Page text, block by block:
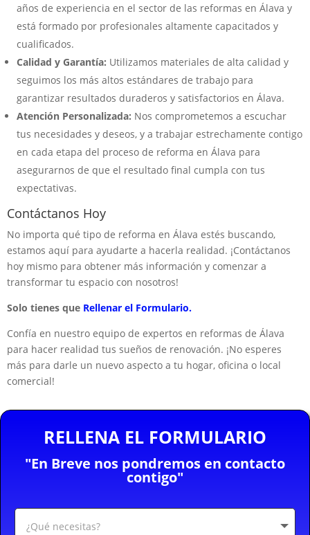
años de experiencia en el sector de las reformas en Álava y
está formado por profesionales altamente capacitados y
cualificados.
Calidad y Garantía: Utilizamos materiales de alta calidad y
seguimos los más altos estándares de trabajo para
garantizar resultados duraderos y satisfactorios en Álava.
Atención Personalizada: Nos comprometemos a escuchar
tus necesidades y deseos, y a trabajar estrechamente contigo
en cada etapa del proceso de reforma en Álava para
asegurarnos de que el resultado final cumpla con tus
expectativas.
Contáctanos Hoy
No importa qué tipo de reforma en Álava estés buscando,
estamos aquí para ayudarte a hacerla realidad. ¡Contáctanos
hoy mismo para obtener más información y comenzar a
transformar tu espacio con nosotros!
Solo tienes que Rellenar el Formulario.
Confía en nuestro equipo de expertos en reformas de Álava
para hacer realidad tus sueños de renovación. ¡No esperes
más para darle un nuevo aspecto a tu hogar, oficina o local
comercial!
RELLENA EL FORMULARIO
"En Breve nos pondremos en contacto
contigo"